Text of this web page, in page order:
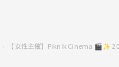
【女性主催】Piknik Cinema 🎬️✨